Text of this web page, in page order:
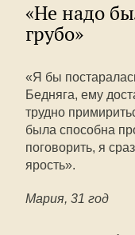
«Не надо
грубо»
«Я бы
Бедняга, ему
трудно
была способна
поговорить, я
ярость».
Мария, 31 год